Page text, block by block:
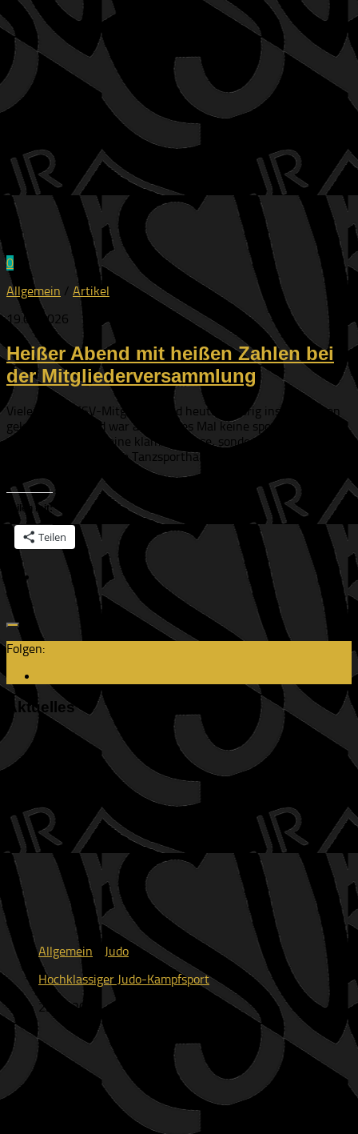
0
Allgemein / Artikel
19.06.2026
Heißer Abend mit heißen Zahlen bei
der Mitgliederversammlung
Viele der 65 ESV-Mitglieder sind heute gehörig ins Schwitzen
gekommen. Grund war aber dieses Mal keine sportliche
Anstrengung oder eine klamme Kasse, sondern die aktuelle
Hitzwelle, die auch die Tanzsporthalle in der Geisenfelder
Teilen mit:
Teilen
Folgen:
Aktuelles
Allgemein
Judo
Hochklassiger Judo-Kampfsport
23.07.2026